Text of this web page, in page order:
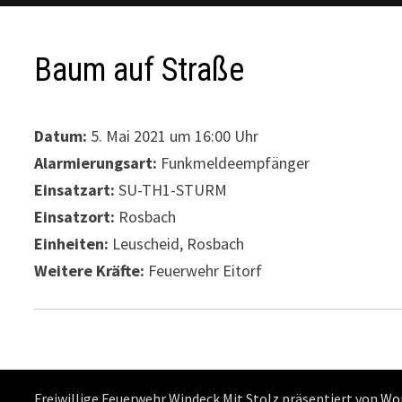
Baum auf Straße
Datum: 5. Mai 2021 um 16:00 Uhr
Alarmierungsart: Funkmeldeempfänger
Einsatzart: SU-TH1-STURM
Einsatzort: Rosbach
Einheiten: Leuscheid, Rosbach
Weitere Kräfte: Feuerwehr Eitorf
Freiwillige Feuerwehr Windeck Mit Stolz präsentiert von